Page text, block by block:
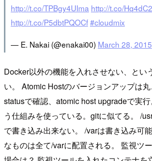
http://t.co/TPBgy4UIma http://t.co/
http://t.co/P5dbtPQOCf#cloudmix
— E. Nakai (@enakai00) March 28, 2015
Docker以外の機能を入れさせない、とい
い。 Atomic Hostのバージョンアップは
statusで確認、atomic host upgradeで実行
う仕組みを使っている。gitに似てる。 /
で書き込み出来ない。 /varは書き込み可
なものは全て/varに配置される。 監視ツ